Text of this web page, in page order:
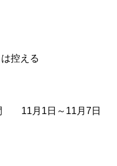
控える
11月1日～11月7日